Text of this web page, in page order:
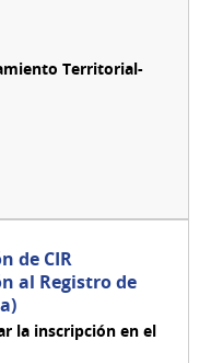
Territorial-
de CIR
al Registro de
la inscripción en el